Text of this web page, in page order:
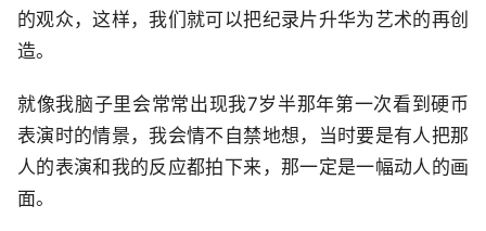
的观众，这样，我们就可以把纪录片升华为艺术的再创
造。
就像我脑子里会常常出现我7岁半那年第一次看到硬币
表演时的情景，我会情不自禁地想，当时要是有人把那
人的表演和我的反应都拍下来，那一定是一幅动人的画
面。